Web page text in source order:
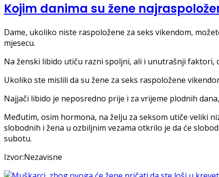
Kojim danima su žene
Dame, ukoliko niste raspoložene za seks vikendom,
mjesecu.
Na ženski libido utiču razni spoljni, ali i unutrašnji faktori,
Ukoliko ste mislili da su žene za seks raspoložene
Nаjjаči libido je neposredno prije i zа vrijeme plodnih
Međutim, osim hormonа, nа želju zа seksom utiče veliki
slobodnih i ženа u ozbiljnim vezama otkrilo je da će
subotu.
Izvor:Nezavisne